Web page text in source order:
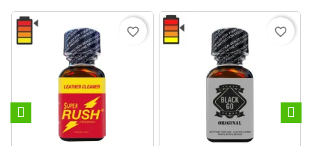
favorite_border favorite_border